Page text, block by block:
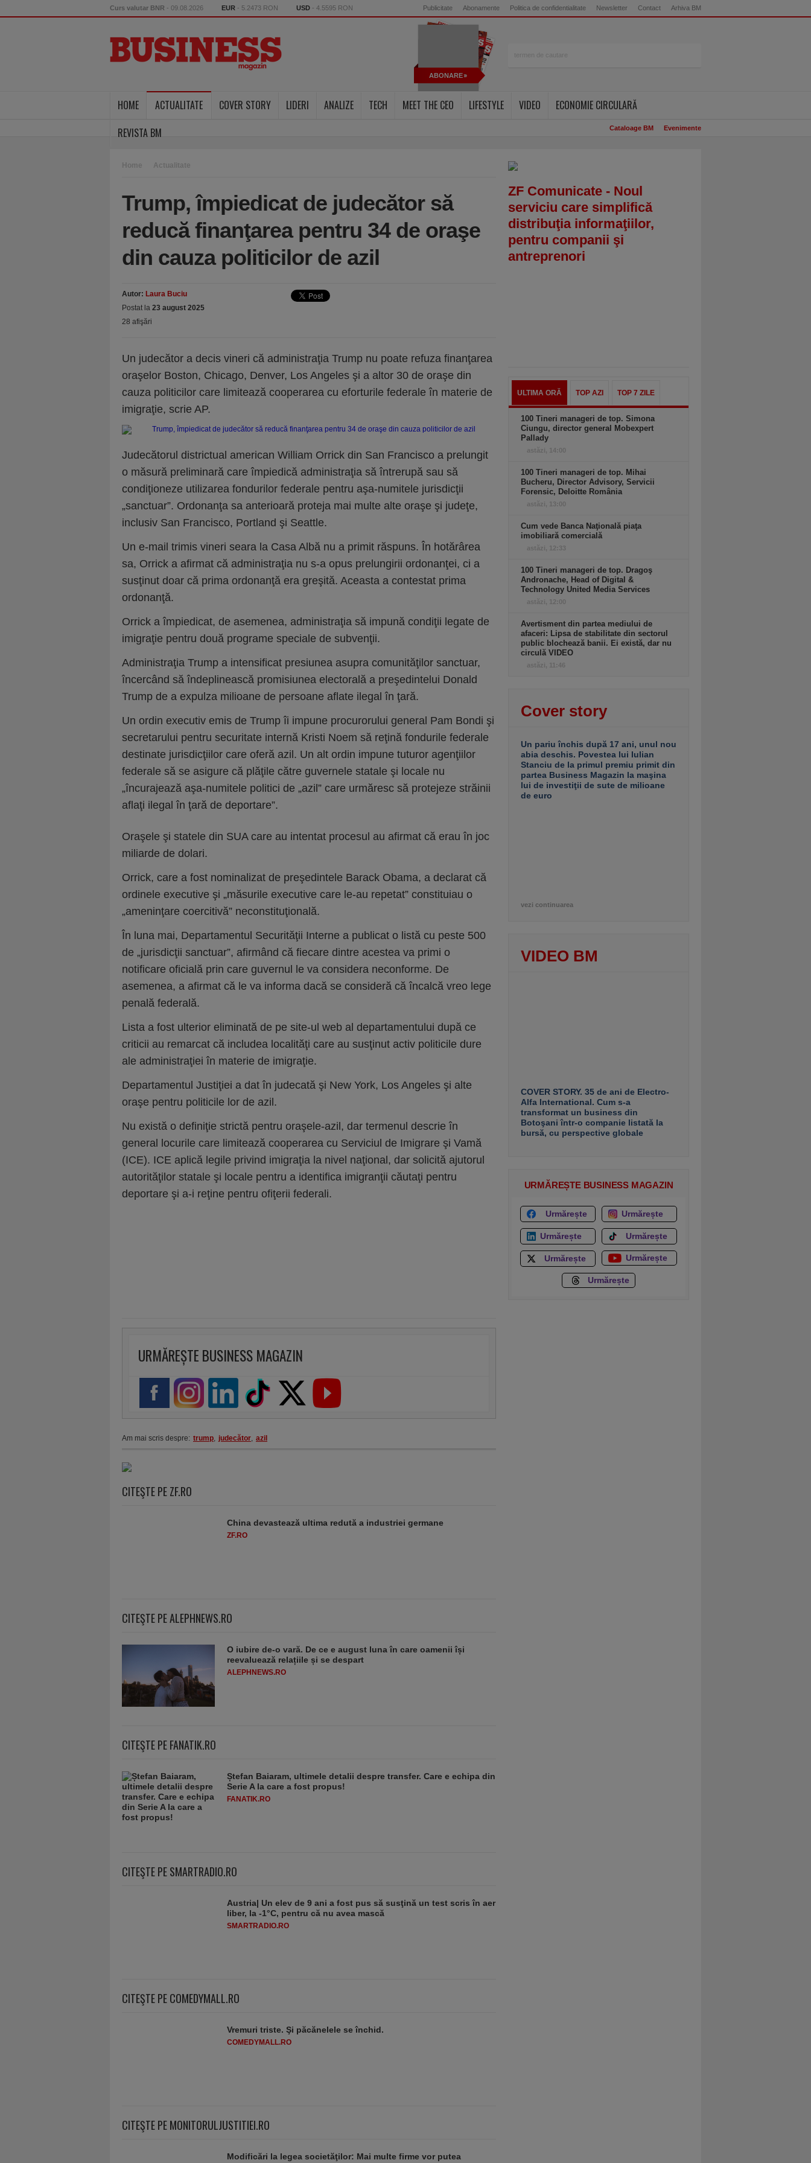
Curs valutar BNR - 09.08.2026 EUR - 5.2473 RON USD - 4.5595 RON Publicitate Abonamente Politica de confidentialitate Newsletter Contact Arhiva BM
ABONARE
HOME ACTUALITATE COVER STORY LIDERI ANALIZE TECH MEET THE CEO LIFESTYLE VIDEO
ECONOMIE CIRCULARĂ
REVISTA BM
Cataloage BM Evenimente
Home Actualitate
Trump, împiedicat de judecător să
reducă finanţarea pentru 34 de oraşe
din cauza politicilor de azil
Autor: Laura Buciu
Postat la 23 august 2025
28 afişări
Un judecător a decis vineri că administraţia Trump nu poate refuza finanţarea
oraşelor Boston, Chicago, Denver, Los Angeles şi a altor 30 de oraşe din
cauza politicilor care limitează cooperarea cu eforturile federale în materie de
imigraţie, scrie AP.
Judecătorul districtual american William Orrick din San Francisco a prelungit
o măsură preliminară care împiedică administraţia să întrerupă sau să
condiţioneze utilizarea fondurilor federale pentru aşa-numitele jurisdicţii
„sanctuar”. Ordonanţa sa anterioară proteja mai multe alte oraşe şi judeţe,
inclusiv San Francisco, Portland şi Seattle.
Un e-mail trimis vineri seara la Casa Albă nu a primit răspuns. În hotărârea
sa, Orrick a afirmat că administraţia nu s-a opus prelungirii ordonanţei, ci a
susţinut doar că prima ordonanţă era greşită. Aceasta a contestat prima
ordonanţă.
Orrick a împiedicat, de asemenea, administraţia să impună condiţii legate de
imigraţie pentru două programe speciale de subvenţii.
Administraţia Trump a intensificat presiunea asupra comunităţilor sanctuar,
încercând să îndeplinească promisiunea electorală a preşedintelui Donald
Trump de a expulza milioane de persoane aflate ilegal în ţară.
Un ordin executiv emis de Trump îi impune procurorului general Pam Bondi şi
secretarului pentru securitate internă Kristi Noem să reţină fondurile federale
destinate jurisdicţiilor care oferă azil. Un alt ordin impune tuturor agenţiilor
federale să se asigure că plăţile către guvernele statale şi locale nu
„încurajează aşa-numitele politici de „azil” care urmăresc să protejeze străinii
aflaţi ilegal în ţară de deportare”.
Oraşele şi statele din SUA care au intentat procesul au afirmat că erau în joc
miliarde de dolari.
Orrick, care a fost nominalizat de preşedintele Barack Obama, a declarat că
ordinele executive şi „măsurile executive care le-au repetat” constituiau o
„ameninţare coercitivă” neconstituţională.
În luna mai, Departamentul Securităţii Interne a publicat o listă cu peste 500
de „jurisdicţii sanctuar”, afirmând că fiecare dintre acestea va primi o
notificare oficială prin care guvernul le va considera neconforme. De
asemenea, a afirmat că le va informa dacă se consideră că încalcă vreo lege
penală federală.
Lista a fost ulterior eliminată de pe site-ul web al departamentului după ce
criticii au remarcat că includea localităţi care au susţinut activ politicile dure
ale administraţiei în materie de imigraţie.
Departamentul Justiţiei a dat în judecată şi New York, Los Angeles şi alte
oraşe pentru politicile lor de azil.
Nu există o definiţie strictă pentru oraşele-azil, dar termenul descrie în
general locurile care limitează cooperarea cu Serviciul de Imigrare şi Vamă
(ICE). ICE aplică legile privind imigraţia la nivel naţional, dar solicită ajutorul
autorităţilor statale şi locale pentru a identifica imigranţii căutaţi pentru
deportare şi a-i reţine pentru ofiţerii federali.
URMĂREȘTE BUSINESS MAGAZIN
Am mai scris despre: trump, judecător, azil
CITEŞTE PE ZF.RO
China devastează ultima redută a industriei germane
ZF.RO
CITEŞTE PE ALEPHNEWS.RO
O iubire de-o vară. De ce e august luna în care oamenii își
reevaluează relațiile și se despart
ALEPHNEWS.RO
CITEŞTE PE FANATIK.RO
Ștefan Baiaram, ultimele detalii despre transfer. Care e echipa din
Serie A la care a fost propus!
FANATIK.RO
CITEŞTE PE SMARTRADIO.RO
Austria| Un elev de 9 ani a fost pus să susţină un test scris în aer
liber, la -1°C, pentru că nu avea mască
SMARTRADIO.RO
CITEŞTE PE COMEDYMALL.RO
Vremuri triste. Şi păcănelele se închid.
COMEDYMALL.RO
CITEŞTE PE MONITORULJUSTITIEI.RO
Modificări la legea societăţilor: Mai multe firme vor putea
ZF Comunicate - Noul
serviciu care simplifică
distribuţia informaţiilor,
pentru companii şi
antreprenori
ULTIMA ORĂ TOP AZI TOP 7 ZILE
100 Tineri manageri de top. Simona
Ciungu, director general Mobexpert
Pallady
astăzi, 14:00
100 Tineri manageri de top. Mihai
Bucheru, Director Advisory, Servicii
Forensic, Deloitte România
astăzi, 13:00
Cum vede Banca Naţională piaţa
imobiliară comercială
astăzi, 12:33
100 Tineri manageri de top. Dragoş
Andronache, Head of Digital &
Technology United Media Services
astăzi, 12:00
Avertisment din partea mediului de
afaceri: Lipsa de stabilitate din sectorul
public blochează banii. Ei există, dar nu
circulă VIDEO
astăzi, 11:46
Cover story
Un pariu închis după 17 ani, unul nou
abia deschis. Povestea lui Iulian
Stanciu de la primul premiu primit din
partea Business Magazin la maşina
lui de investiţii de sute de milioane
de euro
vezi continuarea
VIDEO BM
COVER STORY. 35 de ani de Electro-
Alfa International. Cum s-a
transformat un business din
Botoşani într-o companie listată la
bursă, cu perspective globale
URMĂREȘTE BUSINESS MAGAZIN
Urmărește Urmărește
Urmărește Urmărește
Urmărește Urmărește
Urmărește